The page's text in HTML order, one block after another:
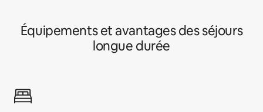
Équipements et avantages des séjours
longue durée